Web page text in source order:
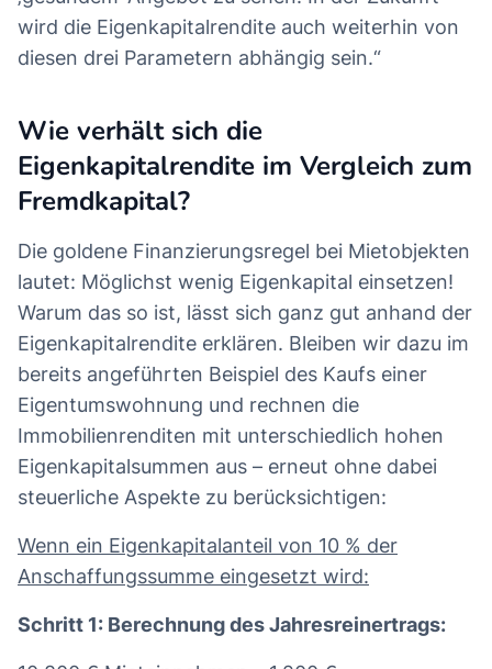
wird die Eigenkapitalrendite auch weiterhin von
diesen drei Parametern abhängig sein.“
Wie verhält sich die
Eigenkapitalrendite im Vergleich zum
Fremdkapital?
Die goldene Finanzierungsregel bei Mietobjekten
lautet: Möglichst wenig Eigenkapital einsetzen!
Warum das so ist, lässt sich ganz gut anhand der
Eigenkapitalrendite erklären. Bleiben wir dazu im
bereits angeführten Beispiel des Kaufs einer
Eigentumswohnung und rechnen die
Immobilienrenditen mit unterschiedlich hohen
Eigenkapitalsummen aus – erneut ohne dabei
steuerliche Aspekte zu berücksichtigen:
Wenn ein Eigenkapitalanteil von 10 % der
Anschaffungssumme eingesetzt wird:
Schritt 1: Berechnung des Jahresreinertrags: